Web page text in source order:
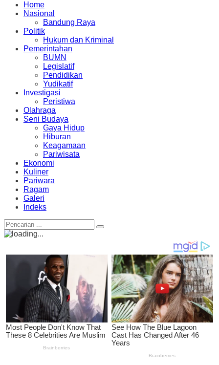
Home
Nasional
Bandung Raya
Politik
Hukum dan Kriminal
Pemerintahan
BUMN
Legislatif
Pendidikan
Yudikatif
Investigasi
Peristiwa
Olahraga
Seni Budaya
Gaya Hidup
Hiburan
Keagamaan
Pariwisata
Ekonomi
Kuliner
Pariwara
Ragam
Galeri
Indeks